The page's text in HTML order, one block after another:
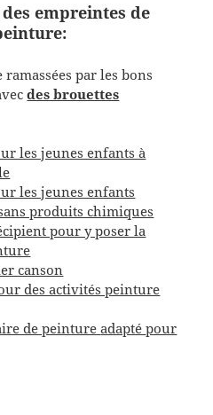
empreintes de
par les bons
des brouettes
les jeunes enfants à
les jeunes enfants
produits chimiques
pour y poser la
canson
des activités peinture
de peintureadaptépour